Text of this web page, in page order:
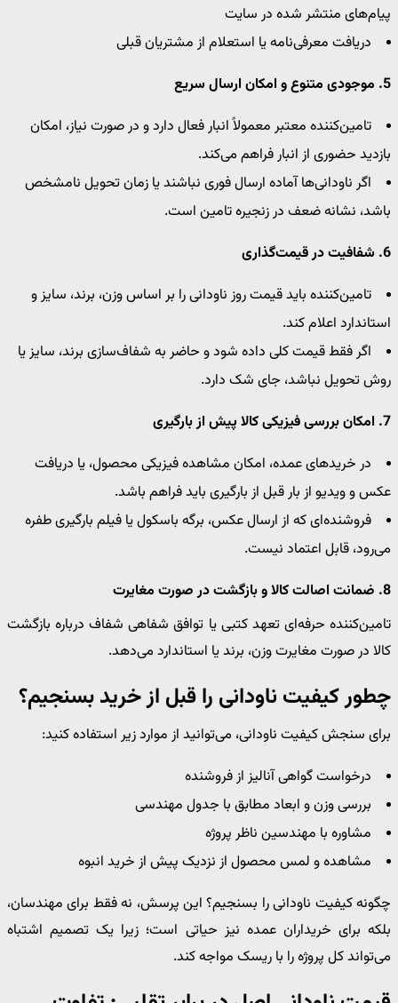
پیام‌های منتشر شده در سایت
دریافت معرفی‌نامه یا استعلام از مشتریان قبلی
5. موجودی متنوع و امکان ارسال سریع
تامین‌کننده معتبر معمولاً انبار فعال دارد و در صورت نیاز، امکان
بازدید حضوری از انبار فراهم می‌کند.
اگر ناودانی‌ها آماده ارسال فوری نباشند یا زمان تحویل نامشخص
باشد، نشانه ضعف در زنجیره تامین است.
6. شفافیت در قیمت‌گذاری
تامین‌کننده باید قیمت روز ناودانی را بر اساس وزن، برند، سایز و
استاندارد اعلام کند.
اگر فقط قیمت کلی داده شود و حاضر به شفاف‌سازی برند، سایز یا
روش تحویل نباشد، جای شک دارد.
7. امکان بررسی فیزیکی کالا پیش از بارگیری
در خریدهای عمده، امکان مشاهده فیزیکی محصول، یا دریافت
عکس و ویدیو از بار قبل از بارگیری باید فراهم باشد.
فروشنده‌ای که از ارسال عکس، برگه باسکول یا فیلم بارگیری طفره
می‌رود، قابل اعتماد نیست.
8. ضمانت اصالت کالا و بازگشت در صورت مغایرت
تامین‌کننده حرفه‌ای تعهد کتبی یا توافق شفاهی شفاف درباره بازگشت
کالا در صورت مغایرت وزن، برند یا استاندارد می‌دهد.
چطور کیفیت ناودانی را قبل از خرید بسنجیم؟
برای سنجش کیفیت ناودانی، می‌توانید از موارد زیر استفاده کنید:
درخواست گواهی آنالیز از فروشنده
بررسی وزن و ابعاد مطابق با جدول مهندسی
مشاوره با مهندسین ناظر پروژه
مشاهده و لمس محصول از نزدیک پیش از خرید انبوه
چگونه کیفیت ناودانی را بسنجیم؟ این پرسش، نه فقط برای مهندسان،
بلکه برای خریداران عمده نیز حیاتی است؛ زیرا یک تصمیم اشتباه
می‌تواند کل پروژه را با ریسک مواجه کند.